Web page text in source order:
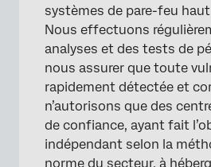
FAQs
systèmes de pare-feu
Nous effectuons
analyses et des tests de
nous assurer que toute
rapidement détectée et
n’autorisons que des
de confiance, ayant fait
indépendant selon la
norme du secteur, à